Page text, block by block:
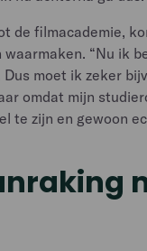
de filmacademie,
“Nu ik
moet ik zeker
omdat mijn
te zijn en gewoon